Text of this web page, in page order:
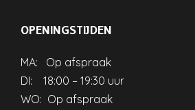
OPENINGSTIJDEN
MA: Op afspraak
DI: 18:00 – 19:30 uur
WO: Op afspraak